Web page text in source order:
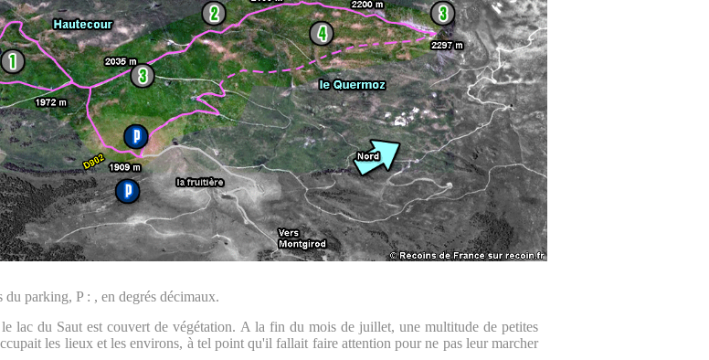
du parking, P : , en degrés décimaux.
lac du Saut est couvert de végétation. A la fin du mois de juillet, une multitude de petites
les lieux et les environs, à tel point qu'il fallait faire attention pour ne pas leur marcher